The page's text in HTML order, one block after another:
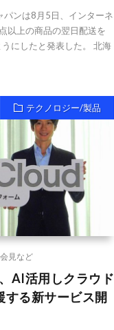
ンは8月5日、インターネ
以上の商品の翌日配送を
にしたと発表した。 北海
テクノロジー/製品
見など
AI活用しクラウド
する新サービス開